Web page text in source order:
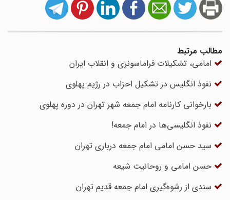
مطالب مرتبط
امامی، تشکیلات فراماسونری و انقلاب ایران
نفوذ انگلیس در تشکیل احزاب در رژیم پهلوی
بارخوانی کارنامه امام جمعه شهر تهران در دوره پهلوی
نفوذ انگلیسی‌ها در امام جمعه!
سید حسن امامی امام جمعه درباری تهران
حسن امامی و روحانیت شیعه
سندی از رشوه‌گیری امام جمعه قدیم تهران